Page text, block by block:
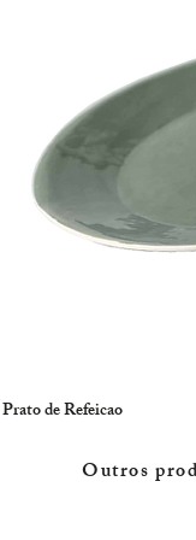
Prato de Refeicao
Outros